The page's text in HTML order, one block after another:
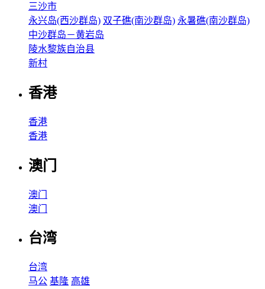
三沙市
永兴岛(西沙群岛) 双子礁(南沙群岛) 永暑礁(南沙群岛)
中沙群岛－黄岩岛
陵水黎族自治县
新村
香港
香港
香港
澳门
澳门
澳门
台湾
台湾
马公 基隆 高雄